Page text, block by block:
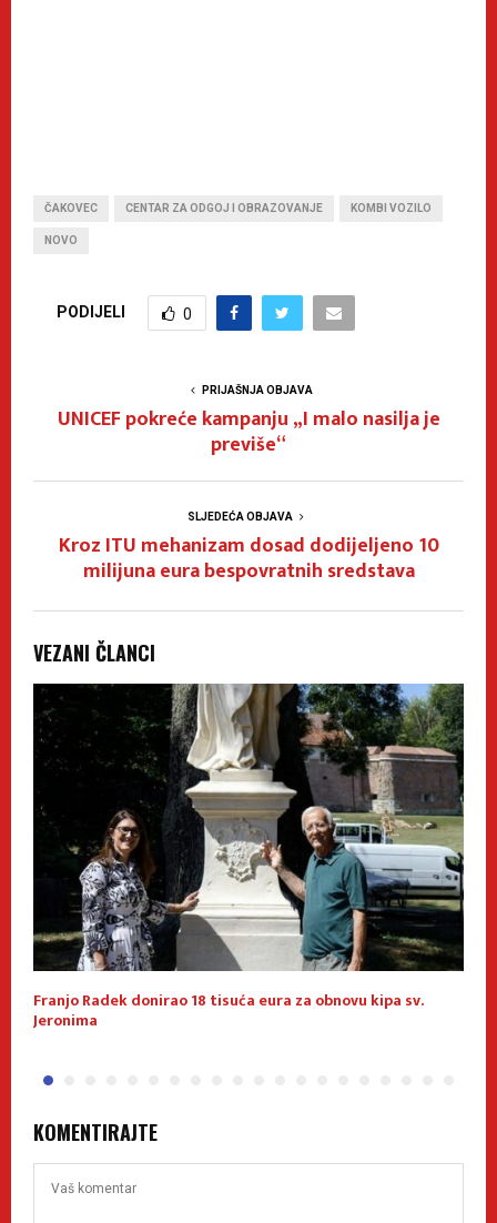
ČAKOVEC CENTAR ZA ODGOJ I OBRAZOVANJE KOMBI VOZILO
NOVO
PODIJELI 0
PRIJAŠNJA OBJAVA
UNICEF pokreće kampanju „I malo nasilja je
previše“
SLJEDEĆA OBJAVA
Kroz ITU mehanizam dosad dodijeljeno 10
milijuna eura bespovratnih sredstava
VEZANI ČLANCI
Franjo Radek donirao 18 tisuća eura za obnovu kipa sv.
Jeronima
KOMENTIRAJTE